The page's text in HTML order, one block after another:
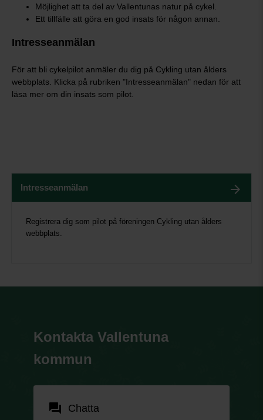
Möjlighet att ta del av Vallentunas natur på cykel.
Ett tillfälle att göra en god insats för någon annan.
Intresseanmälan
För att bli cykelpilot anmäler du dig på Cykling utan ålders
webbplats. Klicka på rubriken "Intresseanmälan" nedan för att
läsa mer om din insats som pilot.
Intresseanmälan
Registrera dig som pilot på föreningen Cykling utan ålders
webbplats.
Kontakta Vallentuna
kommun
forum Chatta